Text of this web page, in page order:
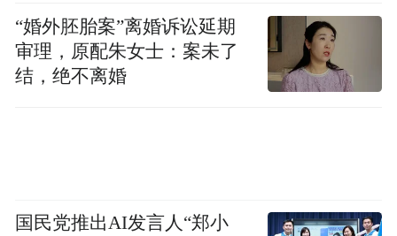
“婚外胚胎案”离婚诉讼延期
审理，原配朱女士：案未了
结，绝不离婚
国民党推出AI发言人“郑小